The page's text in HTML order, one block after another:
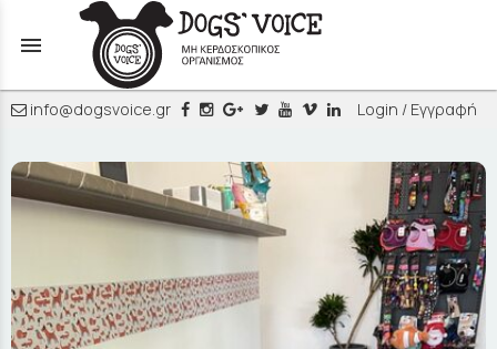
menu
info@dogsvoice.gr Login / Εγγραφή